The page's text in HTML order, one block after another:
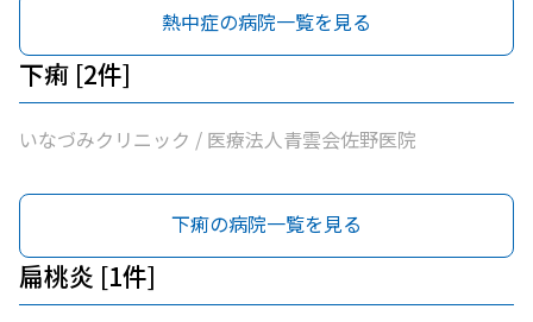
熱中症の病院一覧を見る
下痢 [2件]
いなづみクリニック / 医療法人青雲会佐野医院
下痢の病院一覧を見る
扁桃炎 [1件]